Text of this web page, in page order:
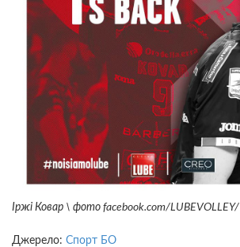
Іржі Ковар \ фото facebook.com/LUBEVOLLEY/
Джерело: Спорт БО